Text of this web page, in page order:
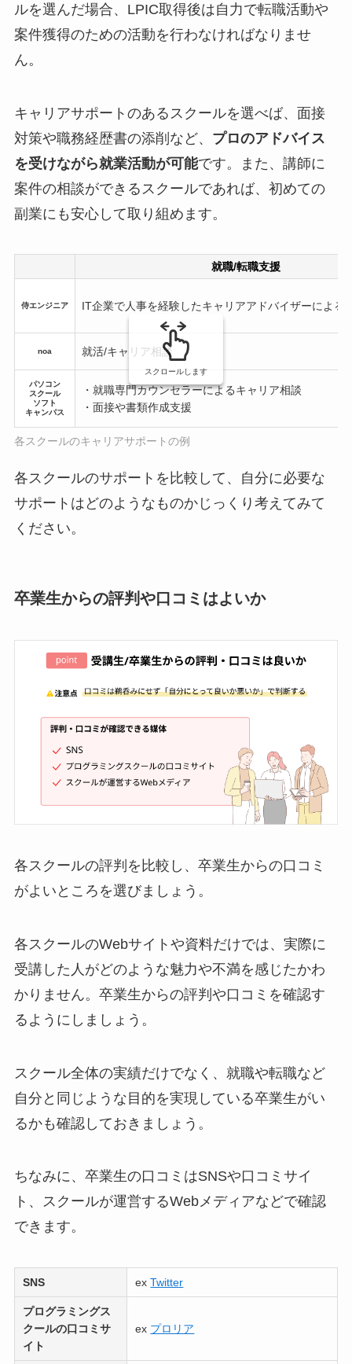
ルを選んだ場合、LPIC取得後は自力で転職活動や
案件獲得のための活動を行わなければなりませ
ん。
キャリアサポートのあるスクールを選べば、面接
対策や職務経歴書の添削など、 プロのアドバイス
を受けながら就業活動が可能です。また、講師に
案件の相談ができるスクールであれば、初めての
副業にも安心して取り組めます。
就職/転職支援
侍エンジニア IT企業で人事を経験したキャリアアドバイザーによる
noa 就活/キャリア相談
パソコン
スクール
ソフト
キャンパス
・就職専門カウンセラーによるキャリア相談
・面接や書類作成支援
スクロールします
各スクールのキャリアサポートの例
各スクールのサポートを比較して、自分に必要な
サポートはどのようなものかじっくり考えてみて
ください。
卒業生からの評判や口コミはよいか
各スクールの評判を比較し、卒業生からの口コミ
がよいところを選びましょう。
各スクールのWebサイトや資料だけでは、実際に
受講した人がどのような魅力や不満を感じたかわ
かりません。卒業生からの評判や口コミを確認す
るようにしましょう。
スクール全体の実績だけでなく、就職や転職など
自分と同じような目的を実現している卒業生がい
るかも確認しておきましょう。
ちなみに、卒業生の口コミはSNSや口コミサイ
ト、スクールが運営するWebメディアなどで確認
できます。
SNS exTwitter
プログラミングス
クールの口コミサ
イト
ex プロリア